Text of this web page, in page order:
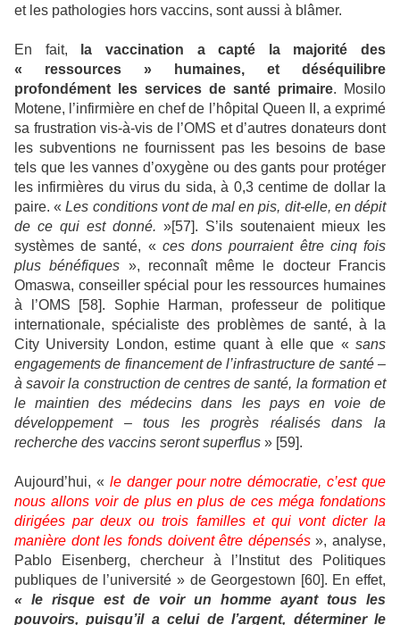
et les pathologies hors vaccins, sont aussi à blâmer.
En fait,
la vaccination a capté la majorité des
« ressources » humaines, et déséquilibre
profondément les services de santé primaire. Mosilo
Motene, l’infirmière en chef de l’hôpital Queen II, a exprimé
sa frustration vis-à-vis de l’OMS et d’autres donateurs dont
les subventions ne fournissent pas les besoins de base
tels que les vannes d’oxygène ou des gants pour protéger
les infirmières du virus du sida, à 0,3 centime de dollar la
paire. «Les conditions vont de mal en pis, dit-elle, en dépit
de ce qui est donné. »[57]. S’ils soutenaient mieux les
systèmes de santé, « ces dons pourraient être cinq fois
plus bénéfiques », reconnaît même le docteur Francis
Omaswa, conseiller spécial pour les ressources humaines
à l’OMS [58]. Sophie Harman, professeur de politique
internationale, spécialiste des problèmes de santé, à la
City University London, estime quant à elle que « sans
engagements de financement de l’infrastructure de santé –
à savoir la construction de centres de santé, la formation et
le maintien des médecins dans les pays en voie de
développement – tous les progrès réalisés dans la
recherche des vaccins seront superflus » [59].
Aujourd’hui, « le danger pour notre démocratie, c’est que
nous allons voir de plus en plus de ces méga fondations
dirigées par deux ou trois familles et qui vont dicter la
manière dont les fonds doivent être dépensés», analyse,
Pablo Eisenberg, chercheur à l’Institut des Politiques
publiques de l’université » de Georgestown [60]. En effet,
« le risque est de voir un homme ayant tous les
pouvoirs, puisqu’il a celui de l’argent, déterminer le